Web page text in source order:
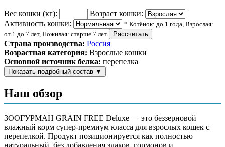
Вес кошки (кг):
Возраст кошки:
Активность кошки:
* Котёнок: до 1 года, Взрослая:
от 1 до 7 лет, Пожилая: старше 7 лет
Рассчитать
Страна производства: Россия
Возрастная категория: Взрослые кошки
Основной источник белка: перепелка
Показать подробный состав ▼
Состав корма
Аналитический состав
Наш обзор
ЗООГУРМАН GRAIN FREE Deluxe — это беззерновой
влажный корм супер-премиум класса для взрослых кошек с
перепелкой. Продукт позиционируется как полностью
натуральный, без добавления злаков, гормонов и